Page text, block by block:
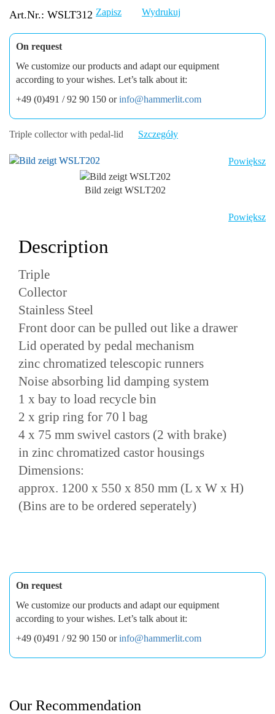
Art.Nr.: WSLT312 Zapisz Wydrukuj
On request
We customize our products and adapt our equipment
according to your wishes. Let’s talk about it:
+49 (0)491 / 92 90 150 orinfo@hammerlit.com
Triple collector with pedal-lid Szczegóły
Powiększ
Bild zeigt WSLT202
Powiększ
Description
Triple
Collector
Stainless Steel
Front door can be pulled out like a drawer
Lid operated by pedal mechanism
zinc chromatized telescopic runners
Noise absorbing lid damping system
1 x bay to load recycle bin
2 x grip ring for 70 l bag
4 x 75 mm swivel castors (2 with brake)
in zinc chromatized castor housings
Dimensions:
approx. 1200 x 550 x 850 mm (L x W x H)
(Bins are to be ordered seperately)
On request
We customize our products and adapt our equipment
according to your wishes. Let’s talk about it:
+49 (0)491 / 92 90 150 orinfo@hammerlit.com
Our Recommendation